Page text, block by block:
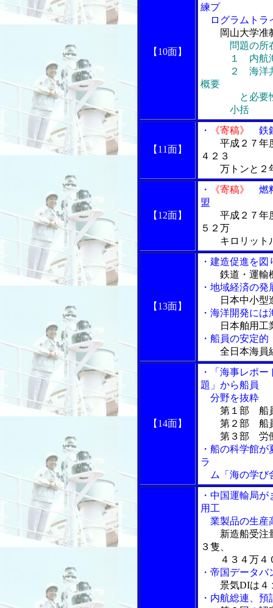
【10面】
練プ
ログラムトラ
岡山大学
問題の所
１ 内航海運
２ 海洋共育
概要
と必要
小括
【11面】
・ 《寄稿》
鉄
平成２７年
４２３
万トンと２年
【12面】
・ 《寄稿》
燃
盟
平成２７年
５２万
キロリット
【13面】
・建造促進を
鉄道・運
・地域経済の
日本中小
・海洋開発に
日本舶用
・船員の安定
全日本海
【14面】
・「海事レポ
題」から船員
分野を抜粋
第１部 船
第２部 船員
第３部 労働
・船の科学館
ラ
ム「海の学び
・中国運輸局
用工
業製品の生産
新造船受注
３隻、
４３４万４
・帝国データ
景気DIは４
・内航総連、